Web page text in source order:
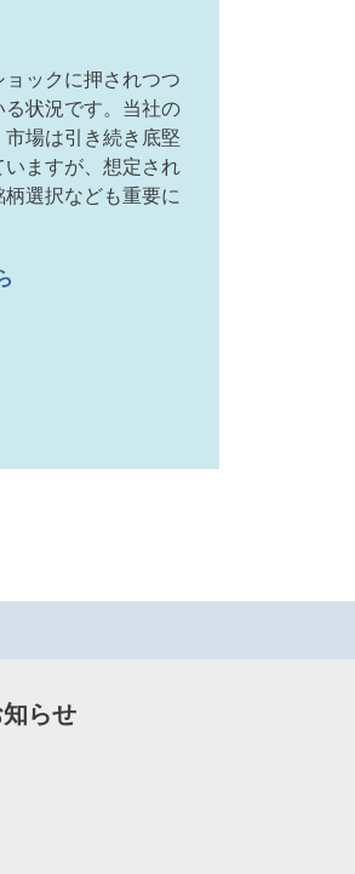
ックに押されつつ
状況です。当社の
場は引き続き底堅
ますが、想定され
選択なども重要に
らせ